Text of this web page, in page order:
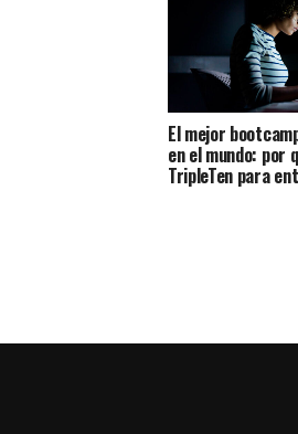
El mejor
en el mundo: por
TripleTen para